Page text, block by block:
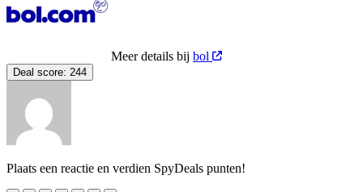
Meer details bij bol
Deal score: 244
Plaats een reactie en verdien SpyDeals punten!